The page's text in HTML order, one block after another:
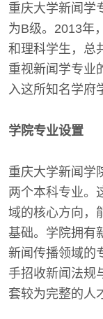
重庆大学新闻学
为B级。2013年
和理科学生，总
重视新闻学专业
入这所知名学府
学院专业设置
重庆大学新闻学
两个本科专业。
域的核心方向，
基础。学院拥有
新闻传播领域的
手招收新闻法规
套较为完整的人